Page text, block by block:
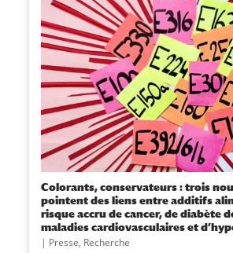
Colorants, conservateurs : trois
pointent des liens entre additifs
risque accru de cancer, de diabète
maladies cardiovasculaires et
| Presse, Recherche